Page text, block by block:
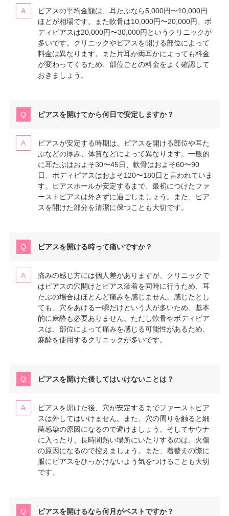
ピアスの平均金額は、耳たぶなら5,000円〜10,000円
ほどが相場です。また軟骨は10,000円〜20,000円、ボ
ディピアスは20,000円〜30,000円というクリニックが
多いです。クリニックやピアスを開ける部位によって
料金は異なります。また片耳か両耳かによっても料金
が変わってくるため、部位ごとの料金をよく確認して
おきましょう。
ピアスを開けてから何日で安定しますか？
ピアスが安定する時期は、ピアスを開ける部位や耳た
ぶなどの厚み、体質などによって異なります。一般的
に耳たぶはおよそ30〜45日、軟骨はおよそ60〜90
日、ボディピアスはおよそ120〜180日と言われていま
す。ピアスホールが安定するまで、最初につけたファ
ーストピアスは外さずに過ごしましょう。また、ピア
スを開けた部分を清潔に保つことも大切です。
ピアスを開ける時って痛いですか？
痛みの感じ方には個人差がありますが、クリニックで
はピアスの穴開けとピアス装着を同時に行うため、耳
たぶの場合はほとんど痛みを感じません。感じたとし
ても、穴をあける一瞬だけという人が多いため、基本
的に麻酔も必要ありません。ただし軟骨やボディピア
スは、部位によって痛みを感じる可能性があるため、
麻酔を使用するクリニックが多いです。
ピアスを開けた後してはいけないことは？
ピアスを開けた後、穴が安定するまでファーストピア
スは外してはいけません。また、穴の周りを触ると細
菌感染の原因になるので避けましょう。そしてサウナ
に入ったり、長時間熱い場所にいたりするのは、火傷
の原因になるので控えましょう。また、着替えの際に
服にピアスをひっかけないよう気をつけることも大切
です。
ピアスを開けるなら何月がベストですか？